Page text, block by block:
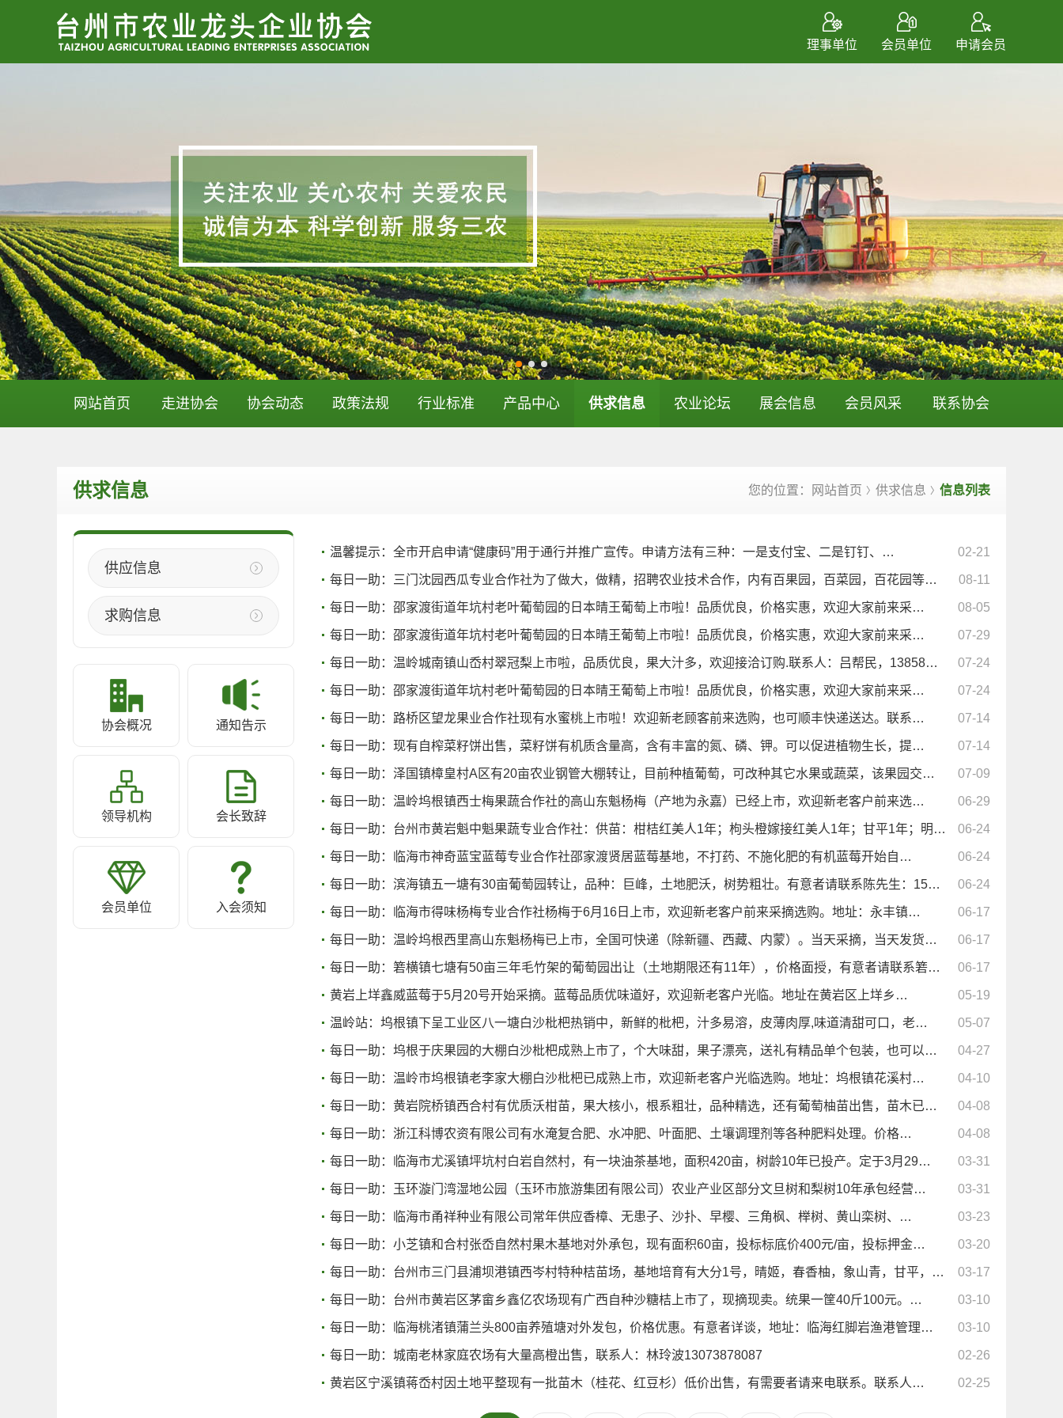
理事单位 会员单位 申请会员
网站首页 走进协会 协会动态 政策法规 行业标准 产品中心 供求信息 农业论坛 展会信息 会员风采 联系协会
供求信息 您的位置：网站首页 〉 供求信息 〉 信息列表
供应信息
求购信息
协会概况 通知告示
领导机构 会长致辞
会员单位 入会须知
温馨提示：全市开启申请“健康码”用于通行并推广宣传。申请方法有三种：一是支付宝、二是钉钉、… 02-21
每日一助：三门沈园西瓜专业合作社为了做大，做精，招聘农业技术合作，内有百果园，百菜园，百花园等… 08-11
每日一助：邵家渡街道年坑村老叶葡萄园的日本晴王葡萄上市啦！品质优良，价格实惠，欢迎大家前来采… 08-05
每日一助：邵家渡街道年坑村老叶葡萄园的日本晴王葡萄上市啦！品质优良，价格实惠，欢迎大家前来采… 07-29
每日一助：温岭城南镇山岙村翠冠梨上市啦，品质优良，果大汁多，欢迎接洽订购.联系人：吕帮民，13858… 07-24
每日一助：邵家渡街道年坑村老叶葡萄园的日本晴王葡萄上市啦！品质优良，价格实惠，欢迎大家前来采… 07-24
每日一助：路桥区望龙果业合作社现有水蜜桃上市啦！欢迎新老顾客前来选购，也可顺丰快递送达。联系… 07-14
每日一助：现有自榨菜籽饼出售，菜籽饼有机质含量高，含有丰富的氮、磷、钾。可以促进植物生长，提… 07-14
每日一助：泽国镇樟皇村A区有20亩农业钢管大棚转让，目前种植葡萄，可改种其它水果或蔬菜，该果园交… 07-09
每日一助：温岭坞根镇西士梅果蔬合作社的高山东魁杨梅（产地为永嘉）已经上市，欢迎新老客户前来选… 06-29
每日一助：台州市黄岩魁中魁果蔬专业合作社：供苗：柑桔红美人1年；枸头橙嫁接红美人1年；甘平1年；明… 06-24
每日一助：临海市神奇蓝宝蓝莓专业合作社邵家渡贤居蓝莓基地，不打药、不施化肥的有机蓝莓开始自… 06-24
每日一助：滨海镇五一塘有30亩葡萄园转让，品种：巨峰，土地肥沃，树势粗壮。有意者请联系陈先生：15… 06-24
每日一助：临海市得味杨梅专业合作社杨梅于6月16日上市，欢迎新老客户前来采摘选购。地址：永丰镇… 06-17
每日一助：温岭坞根西里高山东魁杨梅已上市，全国可快递（除新疆、西藏、内蒙）。当天采摘，当天发货… 06-17
每日一助：箬横镇七塘有50亩三年毛竹架的葡萄园出让（土地期限还有11年），价格面授，有意者请联系箬… 06-17
黄岩上垟鑫威蓝莓于5月20号开始采摘。蓝莓品质优味道好，欢迎新老客户光临。地址在黄岩区上垟乡… 05-19
温岭站：坞根镇下呈工业区八一塘白沙枇杷热销中，新鲜的枇杷，汁多易溶，皮薄肉厚,味道清甜可口，老… 05-07
每日一助：坞根于庆果园的大棚白沙枇杷成熟上市了，个大味甜，果子漂亮，送礼有精品单个包装，也可以… 04-27
每日一助：温岭市坞根镇老李家大棚白沙枇杷已成熟上市，欢迎新老客户光临选购。地址：坞根镇花溪村… 04-10
每日一助：黄岩院桥镇西合村有优质沃柑苗，果大核小，根系粗壮，品种精选，还有葡萄柚苗出售，苗木已… 04-08
每日一助：浙江科博农资有限公司有水淹复合肥、水冲肥、叶面肥、土壤调理剂等各种肥料处理。价格… 04-08
每日一助：临海市尤溪镇坪坑村白岩自然村，有一块油茶基地，面积420亩，树龄10年已投产。定于3月29… 03-31
每日一助：玉环漩门湾湿地公园（玉环市旅游集团有限公司）农业产业区部分文旦树和梨树10年承包经营… 03-31
每日一助：临海市甬祥种业有限公司常年供应香樟、无患子、沙扑、早樱、三角枫、榉树、黄山栾树、… 03-23
每日一助：小芝镇和合村张岙自然村果木基地对外承包，现有面积60亩，投标标底价400元/亩，投标押金… 03-20
每日一助：台州市三门县浦坝港镇西岑村特种桔苗场，基地培育有大分1号，晴姬，春香柚，象山青，甘平，… 03-17
每日一助：台州市黄岩区茅畲乡鑫亿农场现有广西自种沙糖桔上市了，现摘现卖。统果一筐40斤100元。… 03-10
每日一助：临海桃渚镇蒲兰头800亩养殖塘对外发包，价格优惠。有意者详谈，地址：临海红脚岩渔港管理… 03-10
每日一助：城南老林家庭农场有大量高橙出售，联系人：林玲波13073878087 02-26
黄岩区宁溪镇蒋岙村因土地平整现有一批苗木（桂花、红豆杉）低价出售，有需要者请来电联系。联系人… 02-25